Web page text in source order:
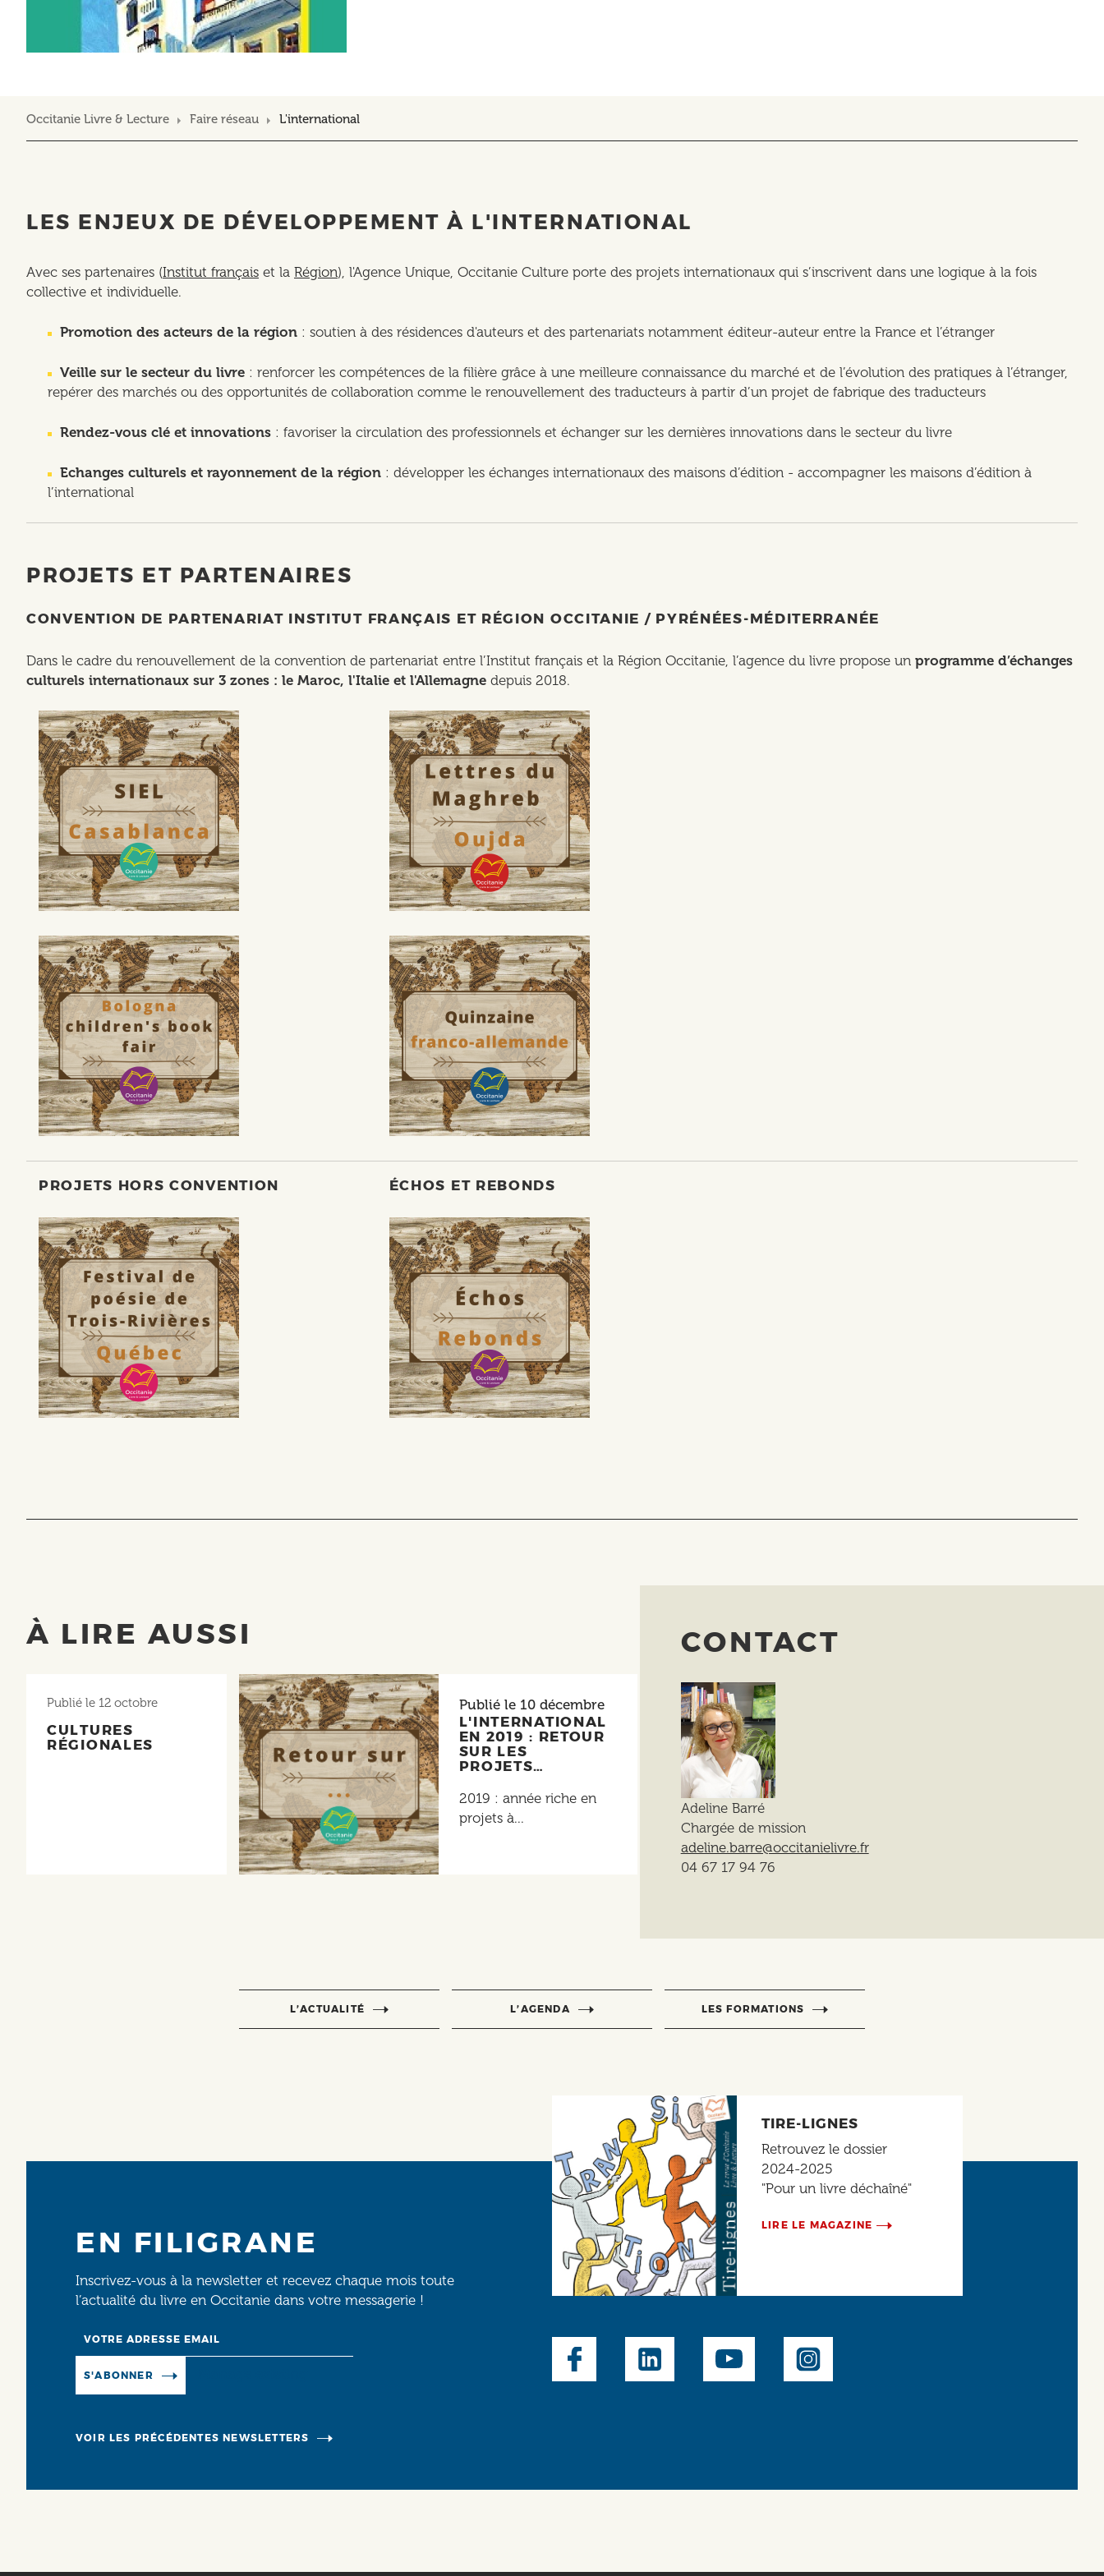
Occitanie Livre & Lecture Faire réseau L'international
LES ENJEUX DE DÉVELOPPEMENT À L'INTERNATIONAL
Avec ses partenaires (Institut français et la Région), l'Agence Unique, Occitanie Culture porte des projets internationaux qui s’inscrivent dans une logique à la fois
collective et individuelle.
Promotion des acteurs de la région: soutien à des résidences d'auteurs et des partenariats notamment éditeur-auteur entre la France et l’étranger
Veille sur le secteur du livre: renforcer les compétences de la filière grâce à une meilleure connaissance du marché et de l’évolution des pratiques à l’étranger,
repérer des marchés ou des opportunités de collaboration comme le renouvellement des traducteurs à partir d’un projet de fabrique des traducteurs
Rendez-vous clé et innovations: favoriser la circulation des professionnels et échanger sur les dernières innovations dans le secteur du livre
Echanges culturels et rayonnement de la région: développer les échanges internationaux des maisons d’édition - accompagner les maisons d’édition à
l’international
PROJETS ET PARTENAIRES
CONVENTION DE PARTENARIAT INSTITUT FRANÇAIS ET RÉGION OCCITANIE / PYRÉNÉES-MÉDITERRANÉE
Dans le cadre du renouvellement de la convention de partenariat entre l’Institut français et la Région Occitanie, l’agence du livre propose un programme d’échanges
culturels internationaux sur 3 zones : le Maroc, l'Italie et l'Allemagne depuis 2018.
PROJETS HORS CONVENTION ÉCHOS ET REBONDS
À LIRE AUSSI
Publié le 12 octobre
CULTURES
RÉGIONALES
Publié le 10 décembre
L'INTERNATIONAL
EN 2019 : RETOUR
SUR LES
PROJETS…
2019 : année riche en
projets à...
CONTACT
Adeline Barré
Chargée de mission
adeline.barre@occitanielivre.fr
04 67 17 94 76
L’ACTUALITÉ L’AGENDA LES FORMATIONS
EN FILIGRANE
Inscrivez-vous à la newsletter et recevez chaque mois toute
l’actualité du livre en Occitanie dans votre messagerie !
S'ABONNER
VOIR LES PRÉCÉDENTES NEWSLETTERS
TIRE-LIGNES
Retrouvez le dossier
2024-2025
"Pour un livre déchaîné"
LIRE LE MAGAZINE
Social